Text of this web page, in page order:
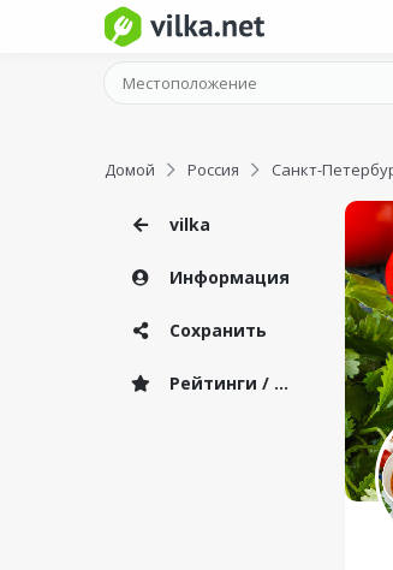
Домой Россия Санкт-
vilka
Информация
Сохранить
Рейтинги / Отзывы